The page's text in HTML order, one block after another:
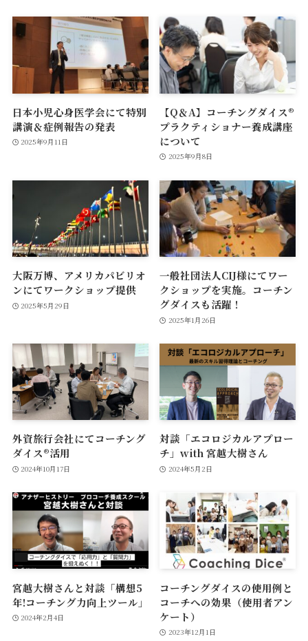
日本小児心身医学会にて特別
講演＆症例報告の発表
2025年9月11日
【Q＆A】コーチングダイス®
プラクティショナー養成講座
について
2025年9月8日
大阪万博、アメリカパビリオ
ンにてワークショップ提供
2025年5月29日
一般社団法人CIJ様にてワー
クショップを実施。コーチン
グダイスも活躍！
2025年1月26日
外資旅行会社にてコーチング
ダイス®活用
2024年10月17日
対談「エコロジカルアプロー
チ」with 宮越大樹さん
2024年5月2日
宮越大樹さんと対談「構想5
年!コーチング力向上ツール」
2024年2月4日
コーチングダイスの使用例と
コーチへの効果（使用者アン
ケート）
2023年12月1日